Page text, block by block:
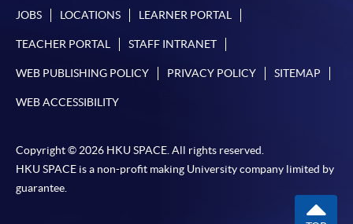
JOBS LOCATIONS LEARNER PORTAL
TEACHER PORTAL STAFF INTRANET
WEB PUBLISHING POLICY PRIVACY POLICY SITEMAP
WEB ACCESSIBILITY
Copyright © 2026 HKU SPACE. All rights reserved.
HKU SPACE is a non-profit making University company limited by
guarantee.